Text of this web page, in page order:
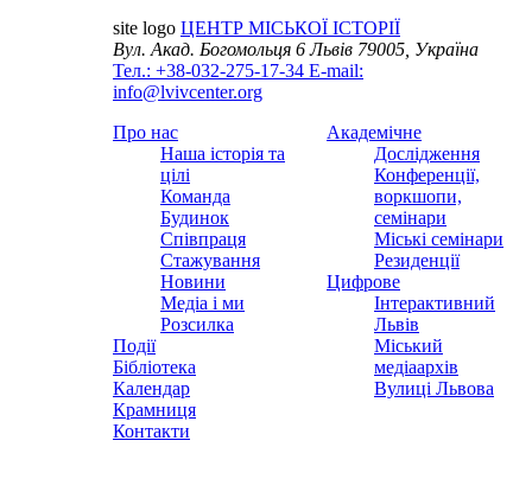
site logo ЦЕНТР МІСЬКОЇ ІСТОРІЇ
Вул. Акад. Богомольця 6Львів 79005, Україна
Тел.: +38-032-275-17-34 E-mail:
info@lvivcenter.org
Про нас
Наша історія та
цілі
Команда
Будинок
Співпраця
Стажування
Новини
Медіа і ми
Розсилка
Події
Бібліотека
Календар
Крамниця
Контакти
Академічне
Дослідження
Конференції,
воркшопи,
семінари
Міські семінари
Резиденції
Цифрове
Інтерактивний
Львів
Міський
медіаархів
Вулиці Львова